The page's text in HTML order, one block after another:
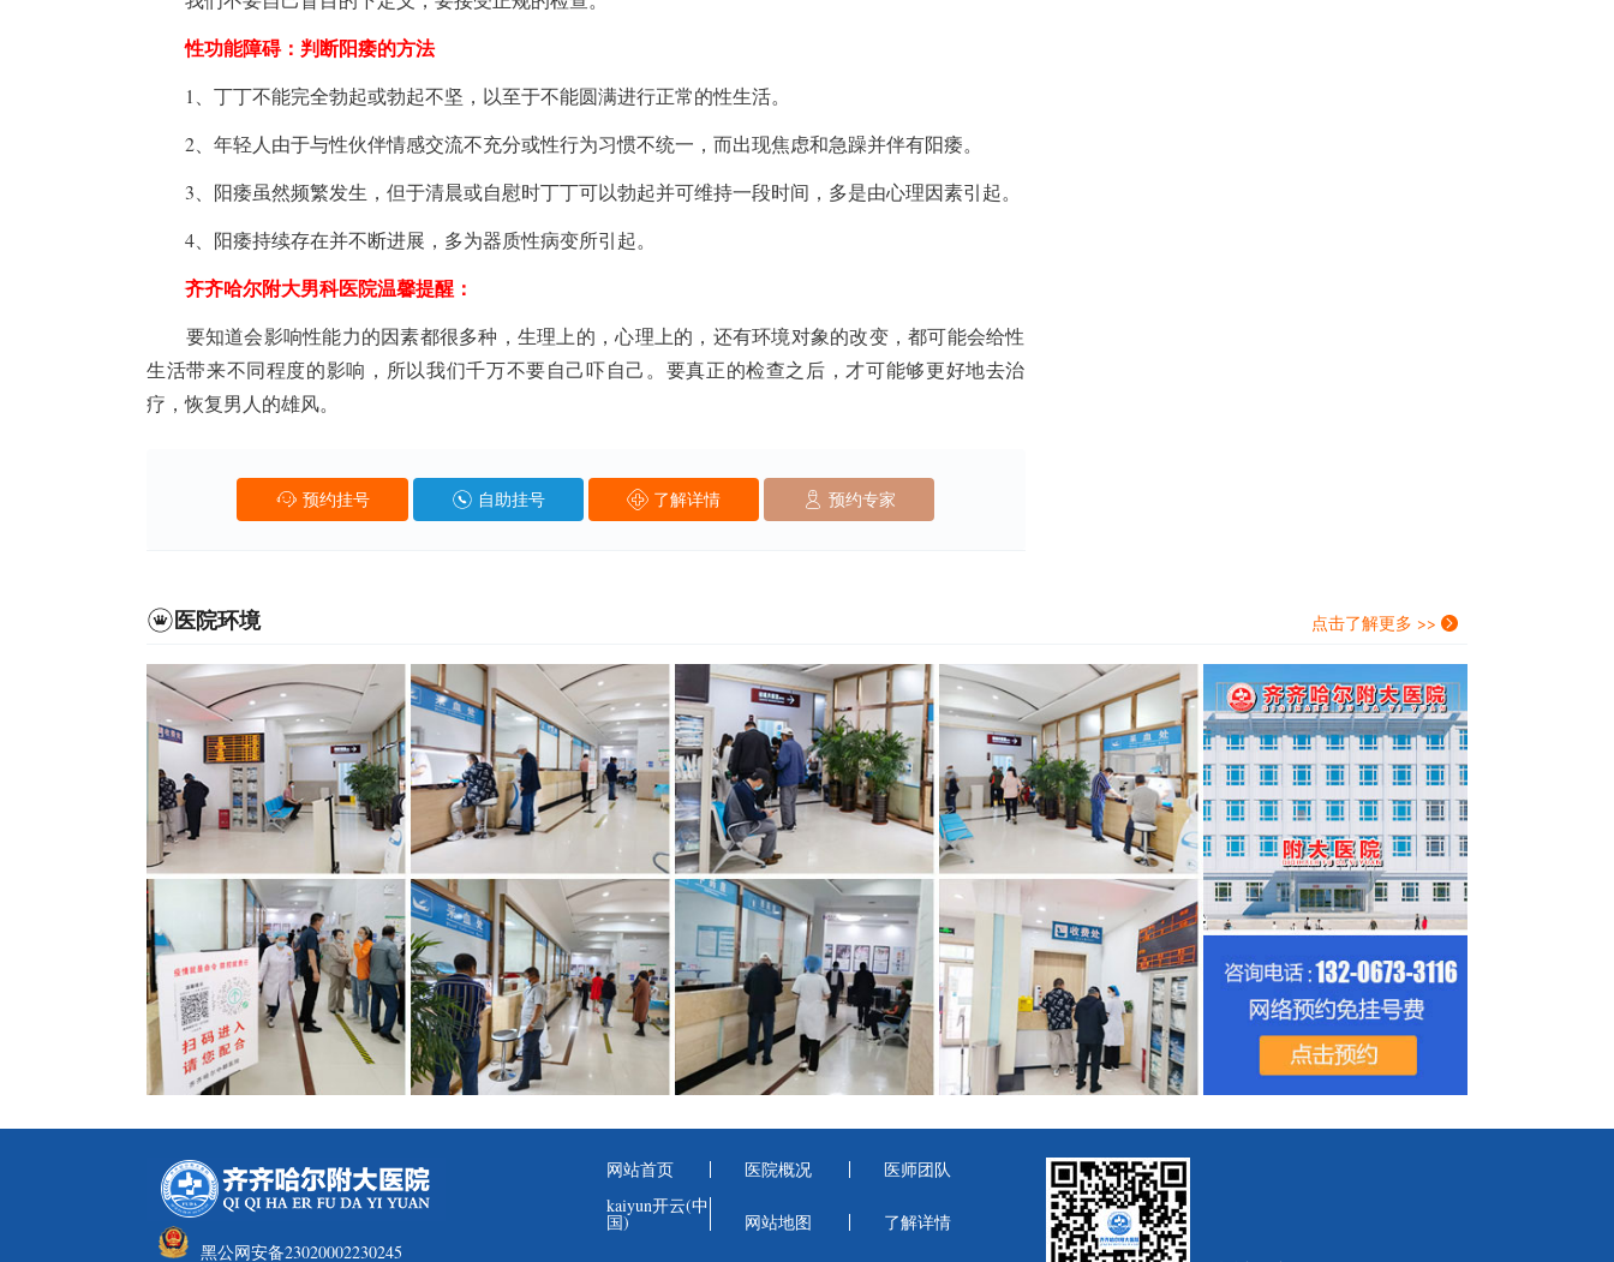
性功能障碍：判断阳痿的方法
1、丁丁不能完全勃起或勃起不坚，以至于不能圆满进行正常的性生活。
2、年轻人由于与性伙伴情感交流不充分或性行为习惯不统一，而出现焦虑和急躁并伴有阳痿。
3、阳痿虽然频繁发生，但于清晨或自慰时丁丁可以勃起并可维持一段时间，多是由心理因素引起。
4、阳痿持续存在并不断进展，多为器质性病变所引起。
齐齐哈尔附大男科医院温馨提醒：
要知道会影响性能力的因素都很多种，生理上的，心理上的，还有环境对象的改变，都可能会给性
生活带来不同程度的影响，所以我们千万不要自己吓自己。要真正的检查之后，才可能够更好地去治
疗，恢复男人的雄风。
预约挂号 自助挂号 了解详情 预约专家
医院环境 点击了解更多 >>
黑公网安备23020002230245
网站首页 医院概况
医师团队
kaiyun开云(中
国) 网站地图 了解详情